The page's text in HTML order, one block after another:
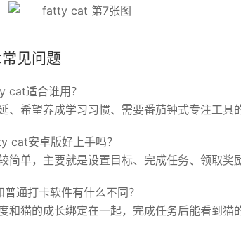
见问题
cat适合谁用？
、希望养成学习习惯、需要番茄钟式专注工具
cat安卓版好上手吗？
简单，主要就是设置目标、完成任务、领取奖
普通打卡软件有什么不同？
和猫的成长绑定在一起，完成任务后能看到猫